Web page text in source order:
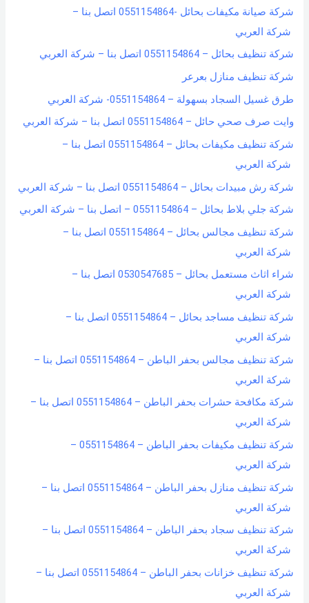
:
شركة صيانة مكيفات بحائل -0551154864 اتصل بنا –
شركة العربي
شركة تنظيف بحائل – 0551154864 اتصل بنا – شركة العربي
شركة تنظيف منازل بعرعر
طرق غسيل السجاد بسهولة – 0551154864- شركة العربي
وايت صرف صحي حائل – 0551154864 اتصل بنا – شركة العربي
شركة تنظيف مكيفات بحائل – 0551154864 اتصل بنا –
شركة العربي
شركة رش مبيدات بحائل – 0551154864 اتصل بنا – شركة العربي
شركة جلي بلاط بحائل – 0551154864 – اتصل بنا – شركة العربي
شركة تنظيف مجالس بحائل – 0551154864 اتصل بنا –
شركة العربي
شراء اثاث مستعمل بحائل – 0530547685 اتصل بنا –
شركة العربي
شركة تنظيف مساجد بحائل – 0551154864 اتصل بنا –
شركة العربي
شركة تنظيف مجالس بحفر الباطن – 0551154864 اتصل بنا –
شركة العربي
شركة مكافحة حشرات بحفر الباطن – 0551154864 اتصل بنا –
شركة العربي
شركة تنظيف مكيفات بحفر الباطن – 0551154864 –
شركة العربي
شركة تنظيف منازل بحفر الباطن – 0551154864 اتصل بنا –
شركة العربي
شركة تنظيف سجاد بحفر الباطن – 0551154864 اتصل بنا –
شركة العربي
شركة تنظيف خزانات بحفر الباطن – 0551154864 اتصل بنا –
شركة العربي